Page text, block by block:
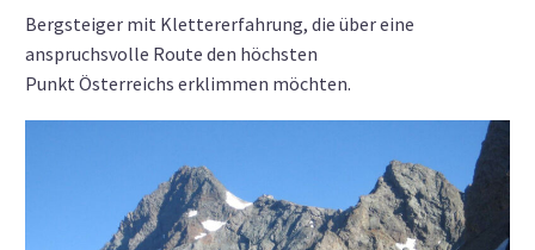
Bergsteiger mit Klettererfahrung, die über eine
anspruchsvolle Route den höchsten
Punkt Österreichs erklimmen möchten.